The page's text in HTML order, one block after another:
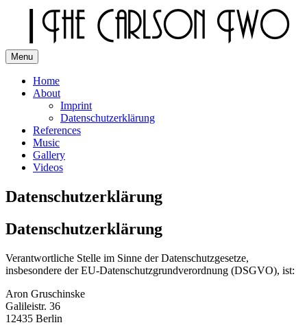
The Carlson Two
Menu
Home
About
Imprint
Datenschutzerklärung
References
Music
Gallery
Videos
Datenschutzerklärung
Datenschutzerklärung
Verantwortliche Stelle im Sinne der Datenschutzgesetze,
insbesondere der EU-Datenschutzgrundverordnung (DSGVO), ist:
Aron Gruschinske
Galileistr. 36
12435 Berlin